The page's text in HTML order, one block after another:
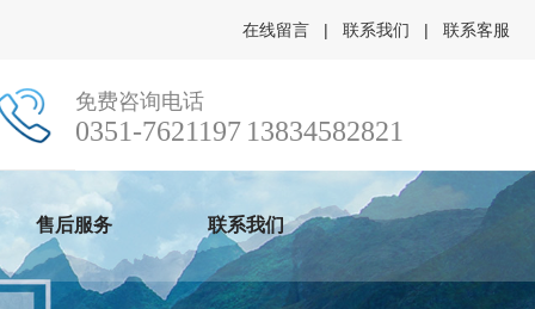
在线留言| 联系我们 | 联系客服
免费咨询电话
0351-7621197 13834582821
售后服务 联系我们